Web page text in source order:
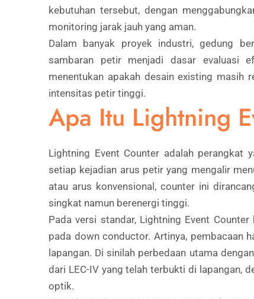
kebutuhan tersebut, dengan
monitoring jarak jauh yang aman.
Dalam banyak proyek industri, gedung
sambaran petir menjadi dasar evaluasi
menentukan apakah desain existing masih
intensitas petir tinggi.
Apa Itu Lightning
Lightning Event Counter adalah
setiap kejadian arus petir yang mengalir
atau arus konvensional, counter ini
singkat namun berenergi tinggi.
Pada versi standar, Lightning Event
pada down conductor. Artinya, pembacaan
lapangan. Di sinilah perbedaan utama
dari LEC-IV yang telah terbukti di lapangan,
optik.